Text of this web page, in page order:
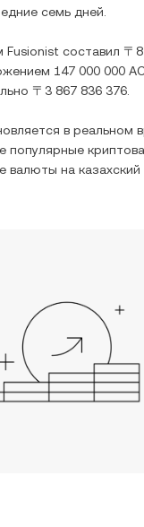
семь дней.
Fusionist составил 〒
147 000 000
〒3 867 836 376
в реальном
популярные
валюты на казахский